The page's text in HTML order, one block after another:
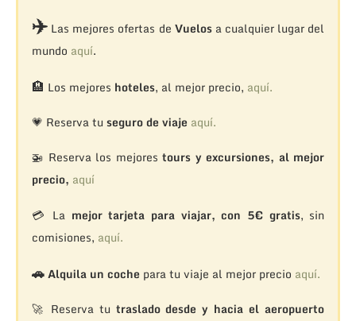
✈️Las mejores ofertas de Vuelosa cualquier lugar del
mundo aquí.
🏨 Los mejores hoteles, al mejor precio, aquí.
💗 Reserva tu seguro de viaje aquí.
🚁 Reserva los mejorestours y excursiones, al mejor
precio, aquí
💳 La mejor tarjeta para viajar, con 5€ gratis, sin
comisiones, aquí.
🚗Alquila un coche para tu viaje al mejor precio aquí.
🚀 Reserva tu traslado desde y hacia el aeropuerto